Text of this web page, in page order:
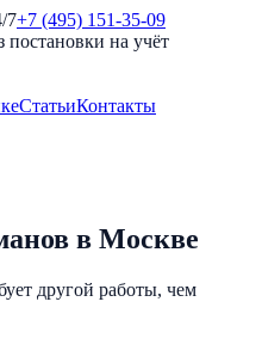
7+7 (495) 151-35-09
постановки на учёт
СтатьиКонтакты
в Москве
другой работы, чем